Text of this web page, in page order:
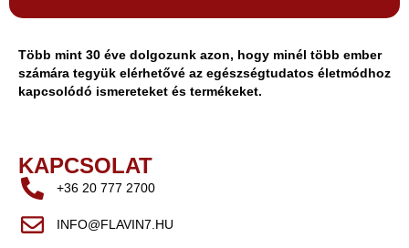
Több mint 30 éve dolgozunk azon, hogy minél több ember
számára tegyük elérhetővé az egészségtudatos életmódhoz
kapcsolódó ismereteket és termékeket.
KAPCSOLAT
+36 20 777 2700
INFO@FLAVIN7.HU